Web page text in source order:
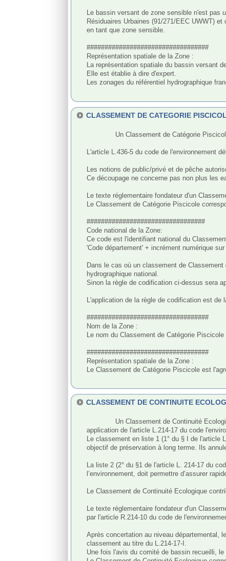
Le bassin versant de zone sensible n'est pas
Résiduaires Urbaines (91/271/EEC UWWT)
en tant que zone sensible.
##################################
Représentation spatiale de la Zone :
La représentation spatiale du bassin versant
Elle est établie à dire d'expert.
Les zonages du référentiel hydrographique
CLASSEMENT DE CATEGORIE
L'article L.436-5 du code de l'environnement
Les notions de public/privé et de pêche
Ce découpage ne concerne pas non plus les
Le texte réglementaire fondateur d'un
Le Classement de Catégorie Piscicole
#################################
Code national de la Zone:
Ce code est l'identifiant national du
'Code département' + incrément numérique sur
Dans le cas où un classement de
hydrographique national.
Sinon la règle de codification ci-dessus sera
L'application de la règle de codification est de
##################################
Nom de la Zone :
Le nom du Classement de Catégorie
##################################
Représentation spatiale de la Zone :
Le Classement de Catégorie Piscicole est
CLASSEMENT DE CONTINUITE
application de l'article L.214-17 du code
Le classement en liste 1 (1° du § I de l'article
objectif de préservation à long terme. Ils
La liste 2 (2° du §1 de l'article L. 214-17 du
l’environnement, doit permettre d’assurer
Le Classement de Continuité Ecologique
Le texte réglementaire fondateur d'un
par l'article R.214-10 du code de
Après concertation au niveau départemental,
classement au titre du L.214-17-I.
Une fois l'avis du comité de bassin recueilli,